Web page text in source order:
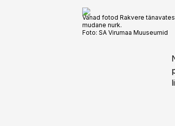
Vanad fotod Rakvere
mudane nurk.
Foto: SA Virumaa Muuseumid